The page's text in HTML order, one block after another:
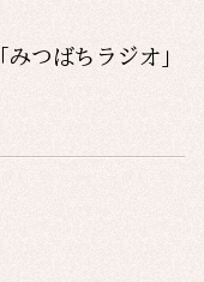
みつばちラジオ 」